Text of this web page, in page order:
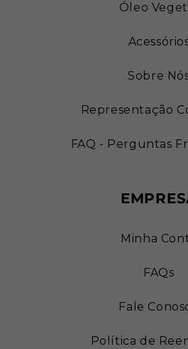
Óleo
Sobre
Representação
FAQ - Perguntas
Minha
FAQs
Fale
Política de